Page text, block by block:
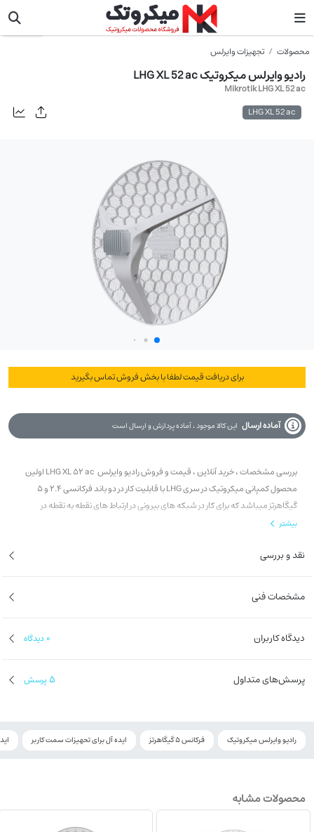
محصولات تجهیزات وایرلس
رادیو وایرلس میکروتیک LHG XL 52 ac
Mikrotik LHG XL 52 ac
LHG XL 52 ac
میکروتیک
برای دریافت قیمت لطفا با بخش فروش تماس بگیرید
آماده ارسال این کالا موجود ، آماده پردازش و ارسال است
بررسی مشخصات ، خرید آنلاین ، قیمت و فروش رادیو وایرلس LHG XL 52 ac اولین
محصول کمپانی میکروتیک در سری LHG با قابلیت کار در دو باند فرکانسی 2.4 و 5
گیگاهرتز میباشد که برای کار در شبکه های بیرونی در ارتباط های نقطه به نقطه در
طراحی و تولید شده است .
بیشتر
نقد و بررسی
مشخصات فنی
دیدگاه کاربران 0 دیدگاه
پرسش‌های متداول 5 پرسش
رادیو وایرلس میکروتیک فرکانس 5 گیگاهرتز ایده آل برای تحهیزات سمت کاربر
محصولات مشابه